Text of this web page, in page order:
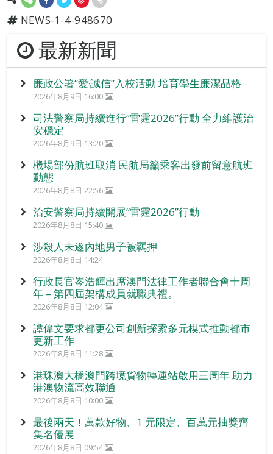
NEWS-1-4-948670
最新新聞
廉政公署“愛‧誠信”入校活動 培育學生廉潔品格
2026年8月9日 16:00
司法警察局持續進行“雷霆2026”行動 全力維護治
安穩定
2026年8月9日 13:20
機場部份航班取消 民航局籲乘客出發前留意航班
動態
2026年8月8日 22:56
治安警察局持續開展“雷霆2026”行動
2026年8月8日 15:40
涉殺人未遂內地男子被羈押
2026年8月8日 14:24
行政長官岑浩輝出席澳門法律工作者聯合會十周
年 – 第四屆架構成員就職典禮。
2026年8月8日 12:04
譚偉文要求都更公司創新探索多元模式推動都市
更新工作
2026年8月8日 11:28
港珠澳大橋澳門跨境貨物轉運站啟用三周年 助力
港澳物流高效聯通
2026年8月8日 10:00
最後兩天！萬款好物、1 元限定、百萬元抽獎齊
集名優展
2026年8月8日 09:54